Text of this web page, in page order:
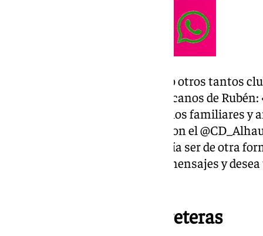
como otros tantos
mensaje de apoyo a los más cercanos de
nuestro más sentido pésame a los familiares y
pensamientos están también con el
momentos. DEP». Como no podía ser de otra
sentido suma a esta oleada de mensajes y
Prudencia en las carreteras